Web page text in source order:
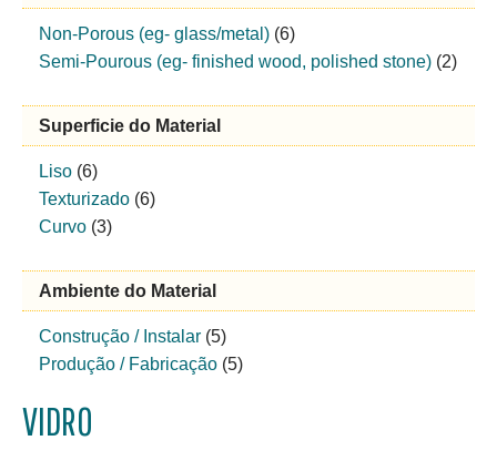
Non-Porous (eg- glass/metal) (6)
Semi-Pourous (eg- finished wood, polished stone) (2)
Superficie do Material
Liso (6)
Texturizado (6)
Curvo (3)
Ambiente do Material
Construção / Instalar (5)
Produção / Fabricação (5)
VIDRO